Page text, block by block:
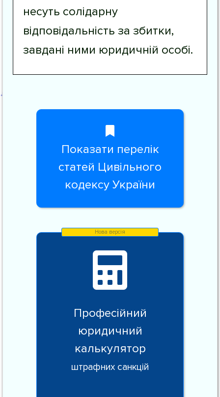
несуть солідарну
відповідальність за збитки,
завдані ними юридичній особі.
Показати перелік
статей Цивільного
кодексу України
Професійний
юридичний
калькулятор
штрафних санкцій